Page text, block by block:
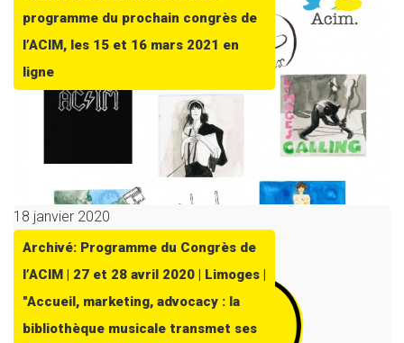
programme du prochain congrès de
l’ACIM, les 15 et 16 mars 2021 en
ligne
18 janvier 2020
Archivé: Programme du Congrès de
l’ACIM | 27 et 28 avril 2020 | Limoges |
"Accueil, marketing, advocacy : la
bibliothèque musicale transmet ses